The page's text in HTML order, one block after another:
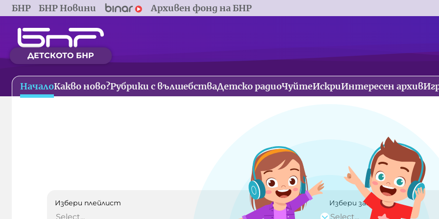
БНР БНР Новини Архивен фонд на БНР
ДЕТСКОТО БНР
НачалоКакво ново?Рубрики с вълшебстваДетско радиоЧуйтеИскриИнтересен архив
Избери плейлист
Select...
Избери заглавие
Select...